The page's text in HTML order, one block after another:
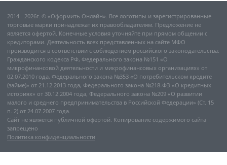
2014 - 2026г. © «Оформить Онлайн». Все логотипы и зарегистрированные
торговые марки принадлежат их правообладателям. Предложение не
является офертой. Конечные условия уточняйте при прямом общении с
кредиторами. Деятельность всех представленных на сайте МФО
производится в соответствии с соблюдением российского законодательства:
Гражданского кодекса РФ, Федерального закона №151 «О
микрофинансовой деятельности и микрофинансовых организациях» от
02.07.2010 года, Федерального закона №353 «О потребительском кредите
(займе)» от 21.12.2013 года, Федерального закона №218-ФЗ «О кредитных
историях» от 30.12.2004 года, Федерального закона №209 «О развитии
малого и среднего предпринимательства в Российской Федерации» (Ст. 15
п. 2) от 24.07.2007 года.
Сайт не является публичной офертой. Копирование содержимого сайта
запрещено
Политика конфиденциальности